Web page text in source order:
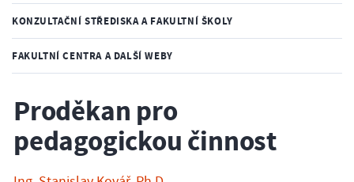
KONZULTAČNÍ STŘEDISKA A FAKULTNÍ ŠKOLY
FAKULTNÍ CENTRA A DALŠÍ WEBY
Proděkan pro
pedagogickou činnost